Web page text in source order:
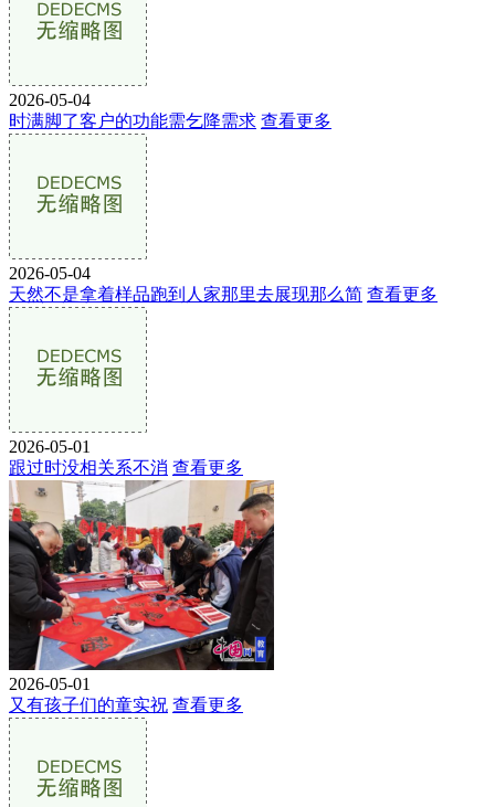
2026-05-04
时满脚了客户的功能需乞降需求 查看更多
2026-05-04
天然不是拿着样品跑到人家那里去展现那么简 查看更多
2026-05-01
跟过时没相关系不消 查看更多
2026-05-01
又有孩子们的童实祝 查看更多